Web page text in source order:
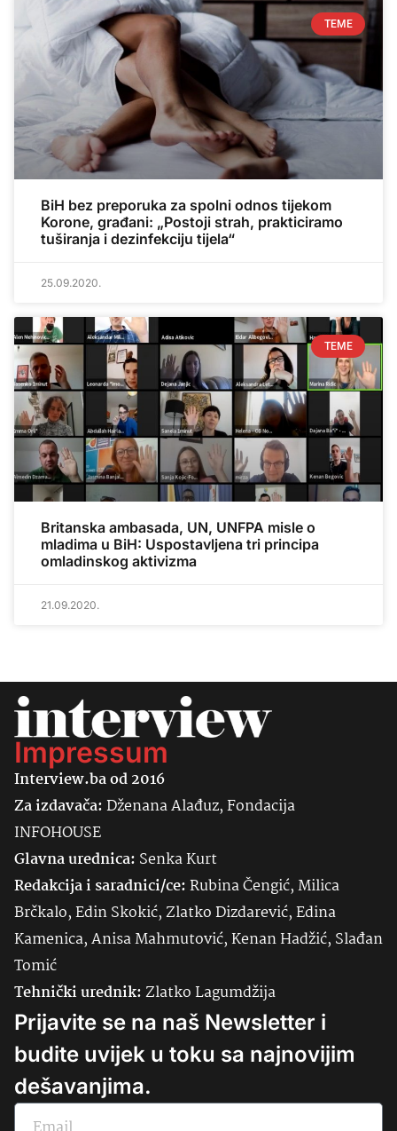
TEME
BiH bez preporuka za spolni odnos tijekom
Korone, građani: „Postoji strah, prakticiramo
tuširanja i dezinfekciju tijela“
25.09.2020.
TEME
Britanska ambasada, UN, UNFPA misle o
mladima u BiH: Uspostavljena tri principa
omladinskog aktivizma
21.09.2020.
Impressum
Interview.ba od 2016
Za izdavača:Dženana Alađuz, Fondacija
INFOHOUSE
Glavna urednica: SenkaKurt
Redakcija i saradnici/ce:Rubina Čengić, Milica
Brčkalo, Edin Skokić, Zlatko Dizdarević, Edina
Kamenica, Anisa Mahmutović, Kenan Hadžić, Slađan
Tomić
Tehnički urednik:Zlatko Lagumdžija
Prijavite se na naš Newsletter i
budite uvijek u toku sa najnovijim
dešavanjima.